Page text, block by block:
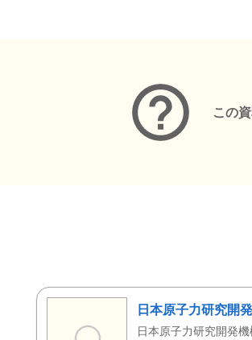
この
日本原子力研究開
日本原子力研究開発